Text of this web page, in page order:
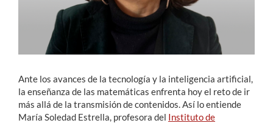
English
Ante los avances de la tecnología y la inteligencia artificial,
la enseñanza de las matemáticas enfrenta hoy el reto de ir
más allá de la transmisión de contenidos. Así lo entiende
María Soledad Estrella, profesora del Instituto de